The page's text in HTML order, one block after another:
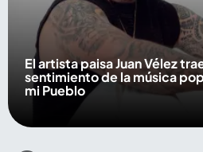
El artista paisa Juan Vélez
sentimiento de la música
mi Pueblo